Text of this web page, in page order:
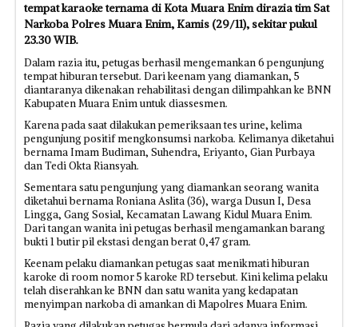
tempat karaoke ternama di Kota Muara Enim dirazia tim Sat
Narkoba Polres Muara Enim, Kamis (29/11), sekitar pukul
23.30 WIB.
Dalam razia itu, petugas berhasil mengemankan 6 pengunjung
tempat hiburan tersebut. Dari keenam yang diamankan, 5
diantaranya dikenakan rehabilitasi dengan dilimpahkan ke BNN
Kabupaten Muara Enim untuk diassesmen.
Karena pada saat dilakukan pemeriksaan tes urine, kelima
pengunjung positif mengkonsumsi narkoba. Kelimanya diketahui
bernama Imam Budiman, Suhendra, Eriyanto, Gian Purbaya
dan Tedi Okta Riansyah.
Sementara satu pengunjung yang diamankan seorang wanita
diketahui bernama Roniana Aslita (36), warga Dusun I, Desa
Lingga, Gang Sosial, Kecamatan Lawang Kidul Muara Enim.
Dari tangan wanita ini petugas berhasil mengamankan barang
bukti 1 butir pil ekstasi dengan berat 0,47 gram.
Keenam pelaku diamankan petugas saat menikmati hiburan
karoke di room nomor 5 karoke RD tersebut. Kini kelima pelaku
telah diserahkan ke BNN dan satu wanita yang kedapatan
menyimpan narkoba di amankan di Mapolres Muara Enim.